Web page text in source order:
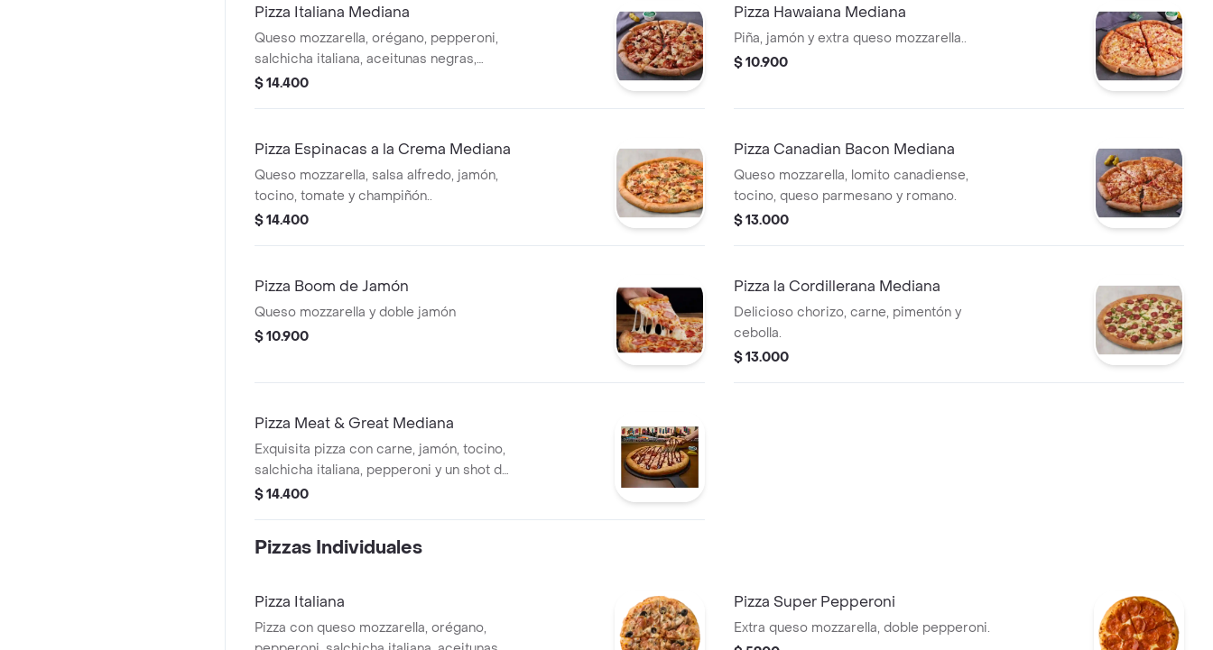
Pizza Italiana Mediana
Queso mozzarella, orégano, pepperoni,
salchicha italiana, aceitunas negras,
champiñón.
$ 14.400
Pizza Hawaiana Mediana
Piña, jamón y extra queso mozzarella..
$ 10.900
Pizza Espinacas a la Crema Mediana
Queso mozzarella, salsa alfredo, jamón,
tocino, tomate y champiñón..
$ 14.400
Pizza Canadian Bacon Mediana
Queso mozzarella, lomito canadiense,
tocino, queso parmesano y romano.
$ 13.000
Pizza Boom de Jamón
Queso mozzarella y doble jamón
$ 10.900
Pizza la Cordillerana Mediana
Delicioso chorizo, carne, pimentón y
cebolla.
$ 13.000
Pizza Meat & Great Mediana
Exquisita pizza con carne, jamón, tocino,
salchicha italiana, pepperoni y un shot de
salsa bbq.
$ 14.400
Pizzas Individuales
Pizza Italiana
Pizza con queso mozzarella, orégano,
Pizza Super Pepperoni
Extra queso mozzarella, doble pepperoni.